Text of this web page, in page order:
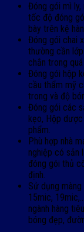
Đóng gói mì
tốc độ đóng
bày trên kệ
Đóng gói chai
thường cần
chắn trong
Đóng gói hộp
cầu thẩm mỹ
trong và độ
Đóng gói các
kẹo, Hộp
phẩm.
Phù hợp nhà
nghiệp có sản
đóng gói thủ
định.
Sử dụng
15mic, 19mic
ngành hàng
bóng đẹp,